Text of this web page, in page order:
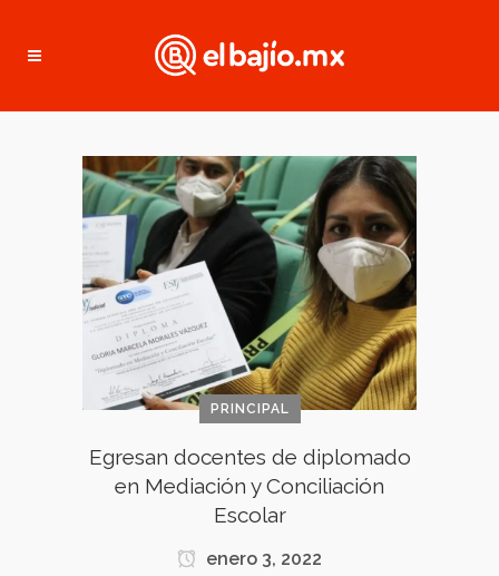
PRINCIPAL
Egresan docentes de diplomado
en Mediación y Conciliación
Escolar
enero 3, 2022